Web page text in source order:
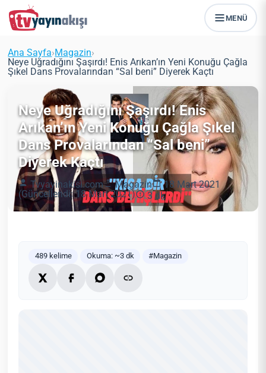
MENÜ
Ana Sayfa›Magazin›
Neye Uğradığını Şaşırdı! Enis Arıkan’ın Yeni Konuğu Çağla
Şıkel Dans Provalarından “Sal beni” Diyerek Kaçtı
Neye Uğradığını Şaşırdı! Enis
Arıkan’ın Yeni Konuğu Çağla Şıkel
Dans Provalarından “Sal beni”
Diyerek Kaçtı
Tvyayinakisi.com Magazin
18 Mart 2021
(Güncellendi: 18 Mart 2021)
3 dk
489 kelime Okuma: ~3 dk #Magazin